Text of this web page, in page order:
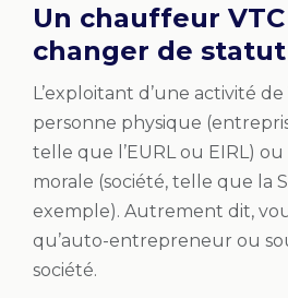
Un chauffeur
changer de
L’exploitant d’une activité
personne physique
telle que l’EURL ou EIRL)
morale (société, telle que la
exemple). Autrement dit,
qu’auto-entrepreneur ou
société.